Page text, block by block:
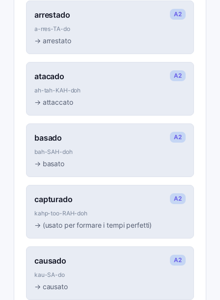
arrestado
A2
a-rres-TA-do
→ arrestato
atacado
A2
ah-tah-KAH-doh
→ attaccato
basado
A2
bah-SAH-doh
→ basato
capturado
A2
kahp-too-RAH-doh
→ (usato per formare i tempi perfetti)
causado
A2
kau-SA-do
→ causato